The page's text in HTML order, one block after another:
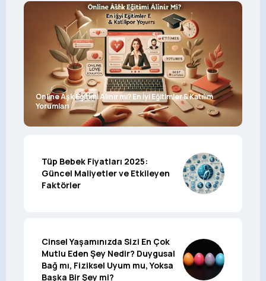
Online Aşk Eğitimi Alınır mı? En İyi Eğitimler & Katılım
Yorumları
Tüp Bebek Fiyatları 2025:
Güncel Maliyetler ve Etkileyen
Faktörler
Cinsel Yaşamınızda Sizi En Çok
Mutlu Eden Şey Nedir? Duygusal
Bağ mı, Fiziksel Uyum mu, Yoksa
Başka Bir Şey mi?